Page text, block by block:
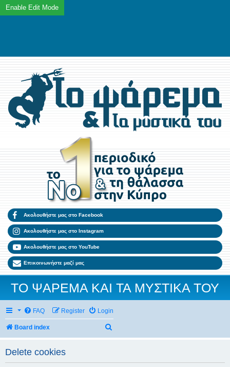
Ακολουθήστε μας στο Facebook
Ακολουθήστε μας στο Instagram
Ακολουθήστε μας στο YouTube
Επικοινωνήστε μαζί μας
ΤΟ ΨΑΡΕΜΑ ΚΑΙ ΤΑ ΜΥΣΤΙΚΑ ΤΟΥ
FAQ Login
Register
Board index
Delete cookies